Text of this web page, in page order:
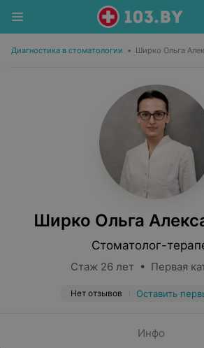
Диагностика в стоматологии • Ширко Ольга
Ширко Ольга
Стоматолог-
Стаж 26 лет • Первая
Нет отзывов Оставить
Инфо